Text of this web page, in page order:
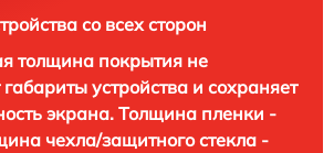
со всех сторон
толщина покрытия не
устройства и сохраняет
экрана. Толщина пленки -
чехла/защитного стекла -